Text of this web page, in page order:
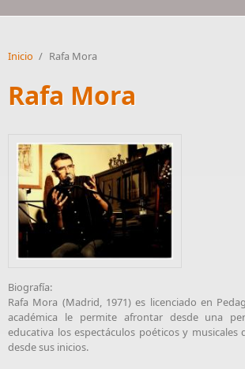
Inicio / Rafa Mora
Rafa Mora
Biografía:
Rafa Mora (Madrid, 1971) es licenciado en
académica le permite afrontar desde una
educativa los espectáculos poéticos y musicales
desde sus inicios.